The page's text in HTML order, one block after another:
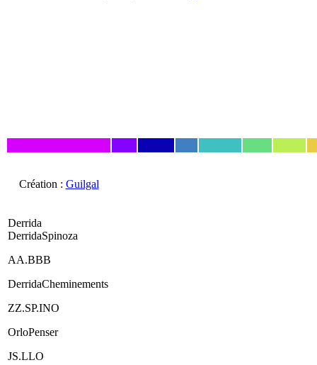
Création : Guilgal
Derrida
DerridaSpinoza
AA.BBB
DerridaCheminements
ZZ.SP.INO
OrloPenser
JS.LLO